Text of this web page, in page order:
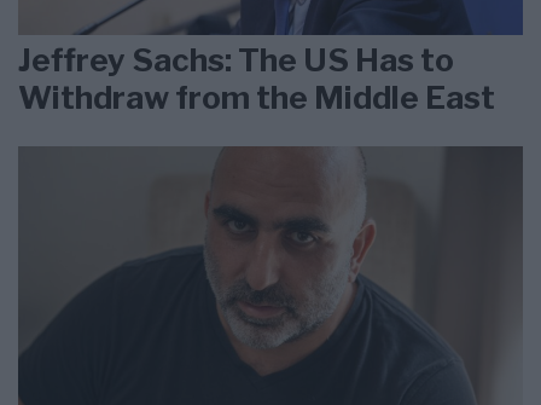
Jeffrey Sachs: The US Has to
Withdraw from the Middle East